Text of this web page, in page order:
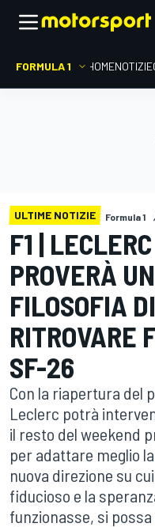
FORMULA 1 HOMENOTIZIE
ULTIME NOTIZIE Formula 1
F1 |
PROVERÀ
FILOSOFIA
RITROVARE
SF-26
Con la riapertura del
Leclerc potrà
il resto del weekend
per adattare meglio
nuova direzione su
fiducioso e la
funzionasse, si